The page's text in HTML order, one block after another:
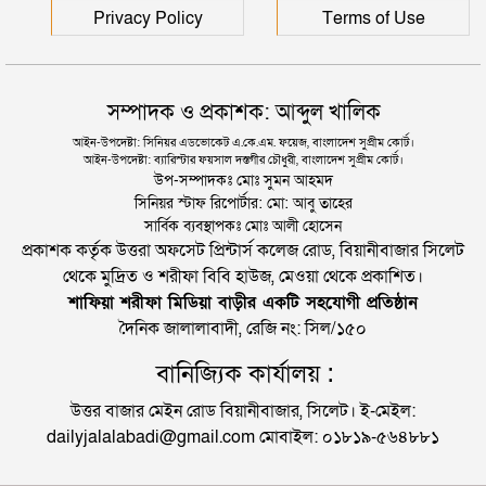
Privacy Policy Terms of Use
সম্পাদক ও প্রকাশক: আব্দুল খালিক
আইন-উপদেষ্টা: সিনিয়র এডভোকেট এ.কে.এম. ফয়েজ, বাংলাদেশ সুপ্রীম কোর্ট।
আইন-উপদেষ্টা: ব্যারিস্টার ফয়সাল দস্তগীর চৌধুরী, বাংলাদেশ সুপ্রীম কোর্ট।
উপ-সম্পাদকঃ মোঃ সুমন আহমদ
সিনিয়র স্টাফ রিপোর্টার: মো: আবু তাহের
সার্বিক ব্যবস্থাপকঃ মোঃ আলী হোসেন
প্রকাশক কর্তৃক উত্তরা অফসেট প্রিন্টার্স কলেজ রোড, বিয়ানীবাজার সিলেট
থেকে মুদ্রিত ও শরীফা বিবি হাউজ, মেওয়া থেকে প্রকাশিত।
শাফিয়া শরীফা মিডিয়া বাড়ীর একটি সহযোগী প্রতিষ্ঠান
দৈনিক জালালাবাদী, রেজি নং: সিল/১৫০
বানিজ্যিক কার্যালয় :
উত্তর বাজার মেইন রোড বিয়ানীবাজার, সিলেট। ই-মেইল:
dailyjalalabadi@gmail.com মোবাইল: ০১৮১৯-৫৬৪৮৮১